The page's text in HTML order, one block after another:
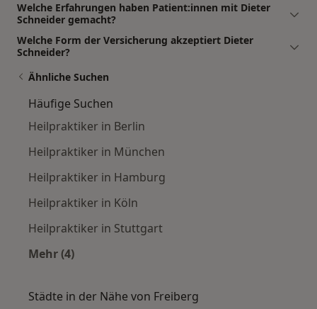
Welche Erfahrungen haben Patient:innen mit Dieter
Schneider gemacht?
Welche Form der Versicherung akzeptiert Dieter
Schneider?
Ähnliche Suchen
Häufige Suchen
Heilpraktiker in Berlin
Heilpraktiker in München
Heilpraktiker in Hamburg
Heilpraktiker in Köln
Heilpraktiker in Stuttgart
Mehr (4)
Städte in der Nähe von Freiberg